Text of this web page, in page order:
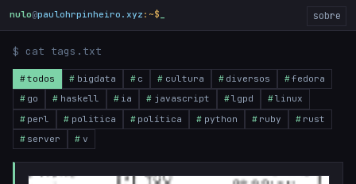
nulo@paulohrpinheiro.xyz :~$ sobre
$ cat tags.txt
todos bigdata c cultura diversos
fedora
go
haskell ia javascript lgpd
linux
perl
politica política python ruby
rust
server
v